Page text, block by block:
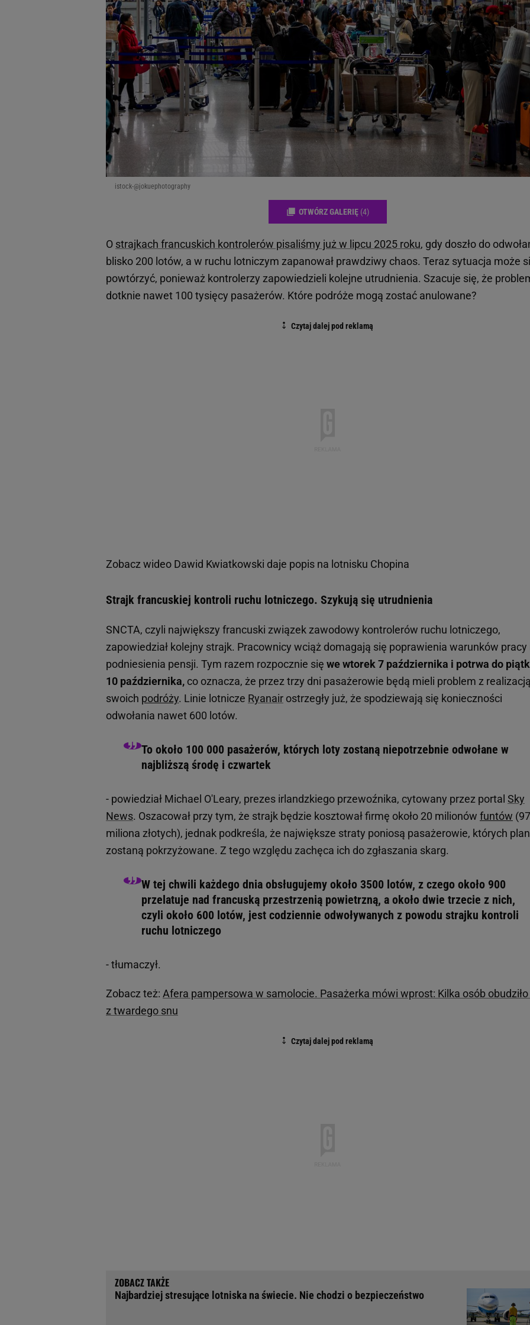
istock-@jokuephotography
OTWÓRZ GALERIĘ (4)
O strajkach francuskich kontrolerów pisaliśmy już w lipcu 2025 roku, gdy doszło do
blisko 200 lotów, a w ruchu lotniczym zapanował prawdziwy chaos. Teraz sytuacja może
powtórzyć, ponieważ kontrolerzy zapowiedzieli kolejne utrudnienia. Szacuje się, że
dotknie nawet 100 tysięcy pasażerów. Które podróże mogą zostać anulowane?
Zobacz wideo Dawid Kwiatkowski daje popis na lotnisku Chopina
Strajk francuskiej kontroli ruchu lotniczego. Szykują się utrudnienia
SNCTA, czyli największy francuski związek zawodowy kontrolerów ruchu lotniczego,
zapowiedział kolejny strajk. Pracownicy wciąż domagają się poprawienia warunków pracy
podniesienia pensji. Tym razem rozpocznie się we wtorek 7 października i potrwa do
10 października, co oznacza, że przez trzy dni pasażerowie będą mieli problem z realizacją
swoich podróży. Linie lotnicze Ryanair ostrzegły już, że spodziewają się konieczności
odwołania nawet 600 lotów.
To około 100 000 pasażerów, których loty zostaną niepotrzebnie odwołane w
najbliższą środę i czwartek
- powiedział Michael O'Leary, prezes irlandzkiego przewoźnika, cytowany przez portal Sky
News. Oszacował przy tym, że strajk będzie kosztował firmę około 20 milionów funtów
miliona złotych), jednak podkreśla, że największe straty poniosą pasażerowie, których
zostaną pokrzyżowane. Z tego względu zachęca ich do zgłaszania skarg.
W tej chwili każdego dnia obsługujemy około 3500 lotów, z czego około 900
przelatuje nad francuską przestrzenią powietrzną, a około dwie trzecie z nich,
czyli około 600 lotów, jest codziennie odwoływanych z powodu strajku kontroli
ruchu lotniczego
- tłumaczył.
Zobacz też: Afera pampersowa w samolocie. Pasażerka mówi wprost: Kilka osób obudziło
z twardego snu
Najbardziej stresujące lotniska na świecie. Nie chodzi o bezpieczeństwo